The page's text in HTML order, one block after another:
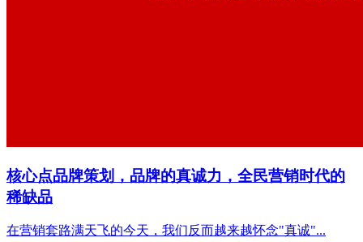
核心点品牌策划，品牌的真诚力，全民营销时代的
稀缺品
在营销套路满天飞的今天，我们反而越来越怀念"真诚"...